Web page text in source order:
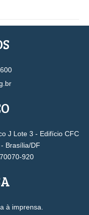
J Lote 3 - Edifício CFC
Brasília/DF
920
à imprensa.